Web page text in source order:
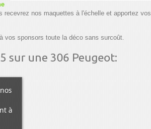
nos maquettes à l'échelle et apportez vos
vos sponsors toute la déco sans surcoût.
sur une 306 Peugeot:
à